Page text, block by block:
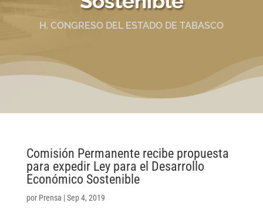
H. CONGRESO DEL ESTADO DE TABASCO
Comisión Permanente recibe propuesta
para expedir Ley para el Desarrollo
Económico Sostenible
por Prensa |Sep 4, 2019